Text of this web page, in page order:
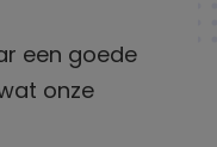
een goede
onze